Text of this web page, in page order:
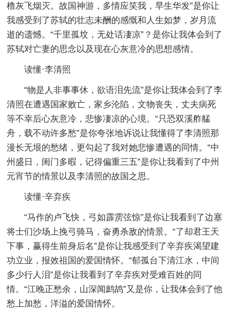
橹灰飞烟灭。故国神游，多情应笑我，早生华发”是你让
我感受到了苏轼的壮志未酬的感慨和人生如梦，岁月流
逝的遗憾。“千里孤坟，无处话凄凉”？是你让我体会到了
苏轼对亡妻的思念以及现在心灰意冷的思想感情。
读懂·李清照
“物是人非事事休，欲语泪先流”是你让我体会到了李
清照在遭遇国家败亡，家乡沦陷，文物丧失，丈夫病死
等不幸后心灰意冷，悲惨凄凉的心境。“只恐双溪舴艋
舟，载不动许多愁”是你夸张地诉说让我懂得了李清照那
漫长无垠的愁绪，更勾起了我对她悲惨遭遇的同情。“中
州盛日，闺门多暇，记得偏重三五”是你让我看到了中州
元宵节的情景以及李清照的故国之思。
读懂·辛弃疾
“马作的卢飞快，弓如霹雳弦惊”是你让我看到了边塞
将士们沙场上挽弓骑马，奋勇杀敌的情景。“了却君王天
下事，赢得生前身后名”是你让我感受到了辛弃疾渴望建
功立业，报效祖国的爱国情怀。“郁孤台下清江水，中间
多少行人泪”是你让我看到了辛弃疾对受难百姓的同
情。“江晚正愁余，山深闻鹧鸪”又是你，让我体会到了他
愁上加愁，洋溢的爱国情怀。